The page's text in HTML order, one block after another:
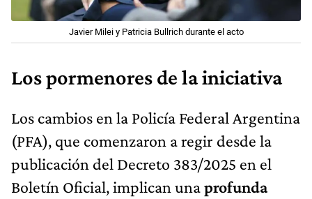
Javier Milei y Patricia Bullrich durante el acto
Los pormenores de la iniciativa
Los cambios en la Policía Federal Argentina
(PFA), que comenzaron a regir desde la
publicación del Decreto 383/2025 en el
Boletín Oficial, implican unaprofunda